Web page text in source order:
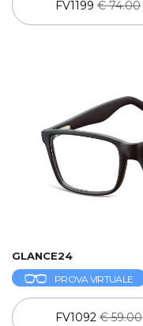
FV1199 € 74.00
GLANCE24
PROVA VIRTUALE
FV1092 € 59.00